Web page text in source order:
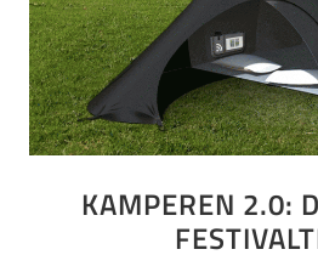
KAMPEREN 2.0: